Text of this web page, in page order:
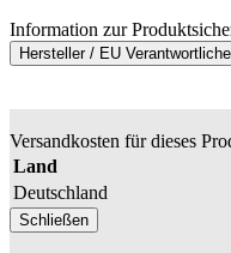
Information zur
Hersteller / EU
Versandkosten für dieses
Land
Deutschland
Schließen